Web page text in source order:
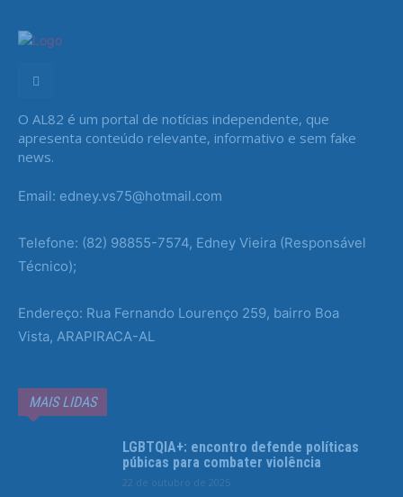
O AL82 é um portal de notícias independente, que
apresenta conteúdo relevante, informativo e sem fake
news.
Email: edney.vs75@hotmail.com
Telefone: (82) 98855-7574, Edney Vieira (Responsável
Técnico);
Endereço: Rua Fernando Lourenço 259, bairro Boa
Vista, ARAPIRACA-AL
MAIS LIDAS
LGBTQIA+: encontro defende políticas
púbicas para combater violência
22 de outubro de 2025